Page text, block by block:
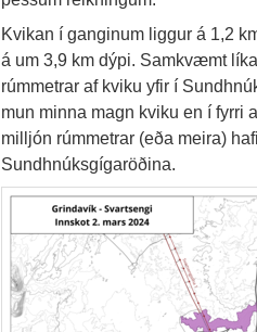
Kvikan í ganginum liggur á 1,2
á um 3,9 km dýpi. Samkvæmt
rúmmetrar af kviku yfir í
mun minna magn kviku en í fyrri
milljón rúmmetrar (eða meira)
Sundhnúksgígaröðina.